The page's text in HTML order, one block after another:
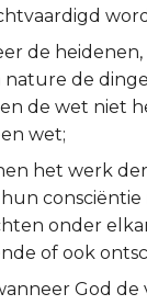
de
nature de
de wet niet
wet;
het werk
onder
of ook
God